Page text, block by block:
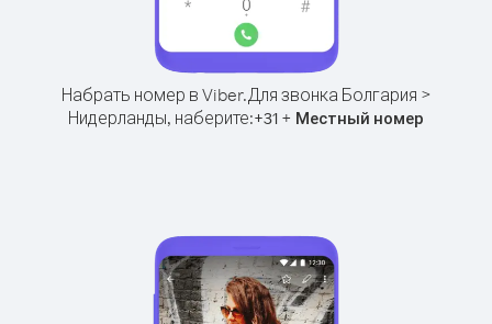
Набрать номер в Viber.Для звонка Болгария >
Нидерланды, наберите:+31 + Местный номер